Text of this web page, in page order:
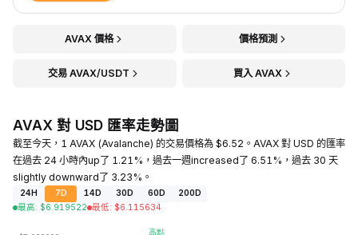
AVAX 價格 價格預測
交易 AVAX/USDT 買入 AVAX
AVAX 對 USD 匯率走勢圖
截至今天，1 AVAX (Avalanche) 的交易價格為 $6.52。AVAX 對 USD 的匯率
在過去 24 小時內up了 1.21%，過去一週increased了 6.51%，過去 30 天
slightly downward了 3.23%。
24H 7D 14D 30D 60D
200D
最高: $6.919522 最低: $6.115634